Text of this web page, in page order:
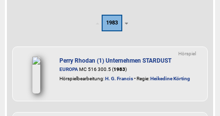
1983
Hörspiel
Perry Rhodan (1) Unternehmen STARDUST
EUROPAMC 516 300.5 (1983)
Hörspielbearbeitung:H. G. Francis• Regie:Heikedine Körting